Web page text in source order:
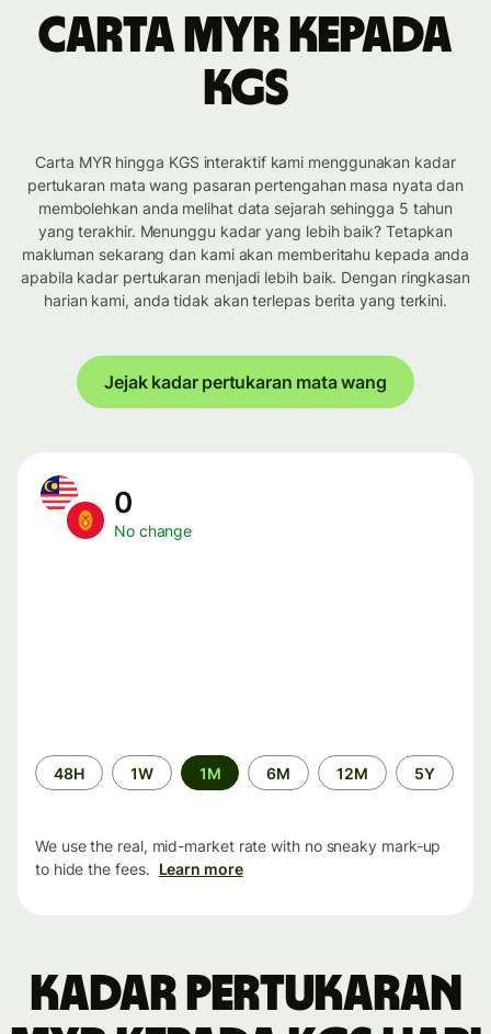
Carta MYR kepada
KGS
Carta MYR hingga KGS interaktif kami menggunakan kadar
pertukaran mata wang pasaran pertengahan masa nyata dan
membolehkan anda melihat data sejarah sehingga 5 tahun
yang terakhir. Menunggu kadar yang lebih baik? Tetapkan
makluman sekarang dan kami akan memberitahu kepada anda
apabila kadar pertukaran menjadi lebih baik. Dengan ringkasan
harian kami, anda tidak akan terlepas berita yang terkini.
Jejak kadar pertukaran mata wang
0
No change
Time
period
48H 1W 1M 6M 12M 5Y
We use the real, mid-market rate with no sneaky mark-up
to hide the fees. Learn more
Kadar pertukaran